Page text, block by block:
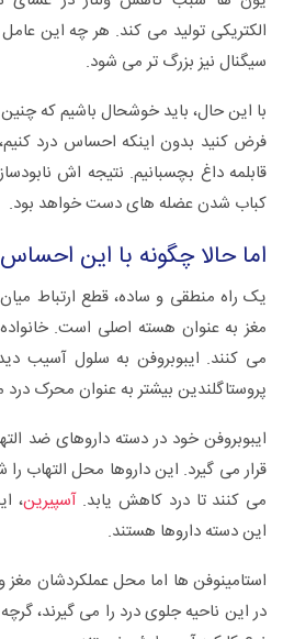
الکتریکی تولید می کند. هر چه این
سیگنال نیز بزرگ تر می شود.
با این حال، باید خوشحال باشیم که
فرض کنید بدون اینکه احساس درد کنیم،
قابلمه داغ بچسبانیم. نتیجه اش
کباب شدن عضله های دست خواهد بود.
اما حالا چگونه با این احساس
یک راه منطقی و ساده، قطع ارتباط
مغز به عنوان هسته اصلی است. خانواده
می کنند. ایبوبروفن به سلول آسیب
پروستاگلندین بیشتر به عنوان محرک
قرار می گیرد. این داروها محل التهاب
می کنند تا درد کاهش یابد.آسپیرین،
این دسته داروها هستند.
استامینوفن ها اما محل عملکردشان
در این ناحیه جلوی درد را می گیرند،